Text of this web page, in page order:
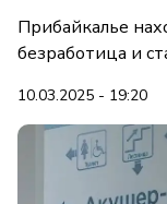
Прибайкалье
безработица и
10.03.2025 - 19:20